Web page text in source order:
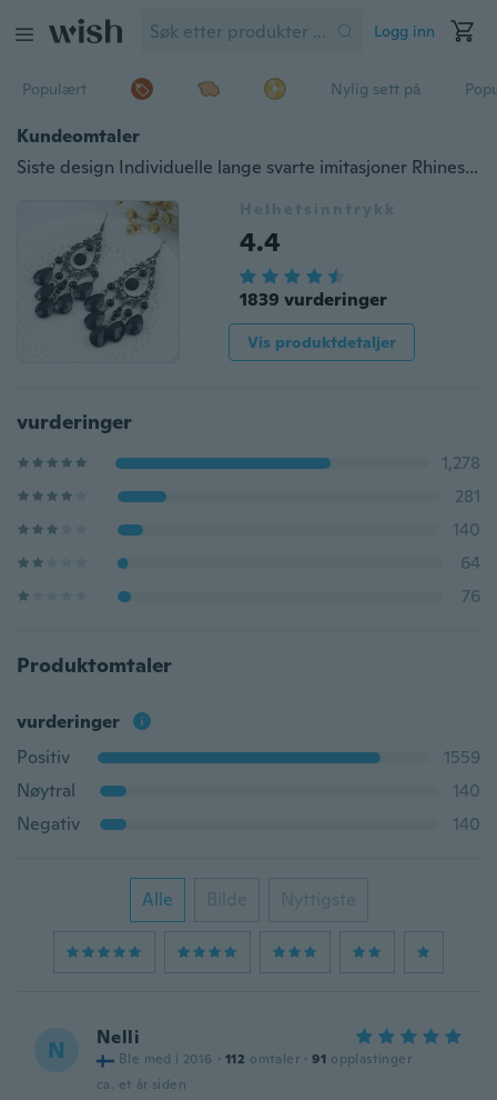
Logg inn
Populært Nylig sett på
Kundeomtaler
Siste design Individuelle lange svarte imitasjoner Rhinestone vanndråpe døde øreringer for Lady
Helhetsinntrykk
4.4
1839 vurderinger
Vis produktdetaljer
vurderinger
1,278
281
140
64
76
Produktomtaler
vurderinger
Positiv
1559
Nøytral
140
Negativ
140
Alle Bilde Nyttigste
N Nelli
Ble med i 2016 · 112 omtaler · 91 opplastinger
ca. et år siden